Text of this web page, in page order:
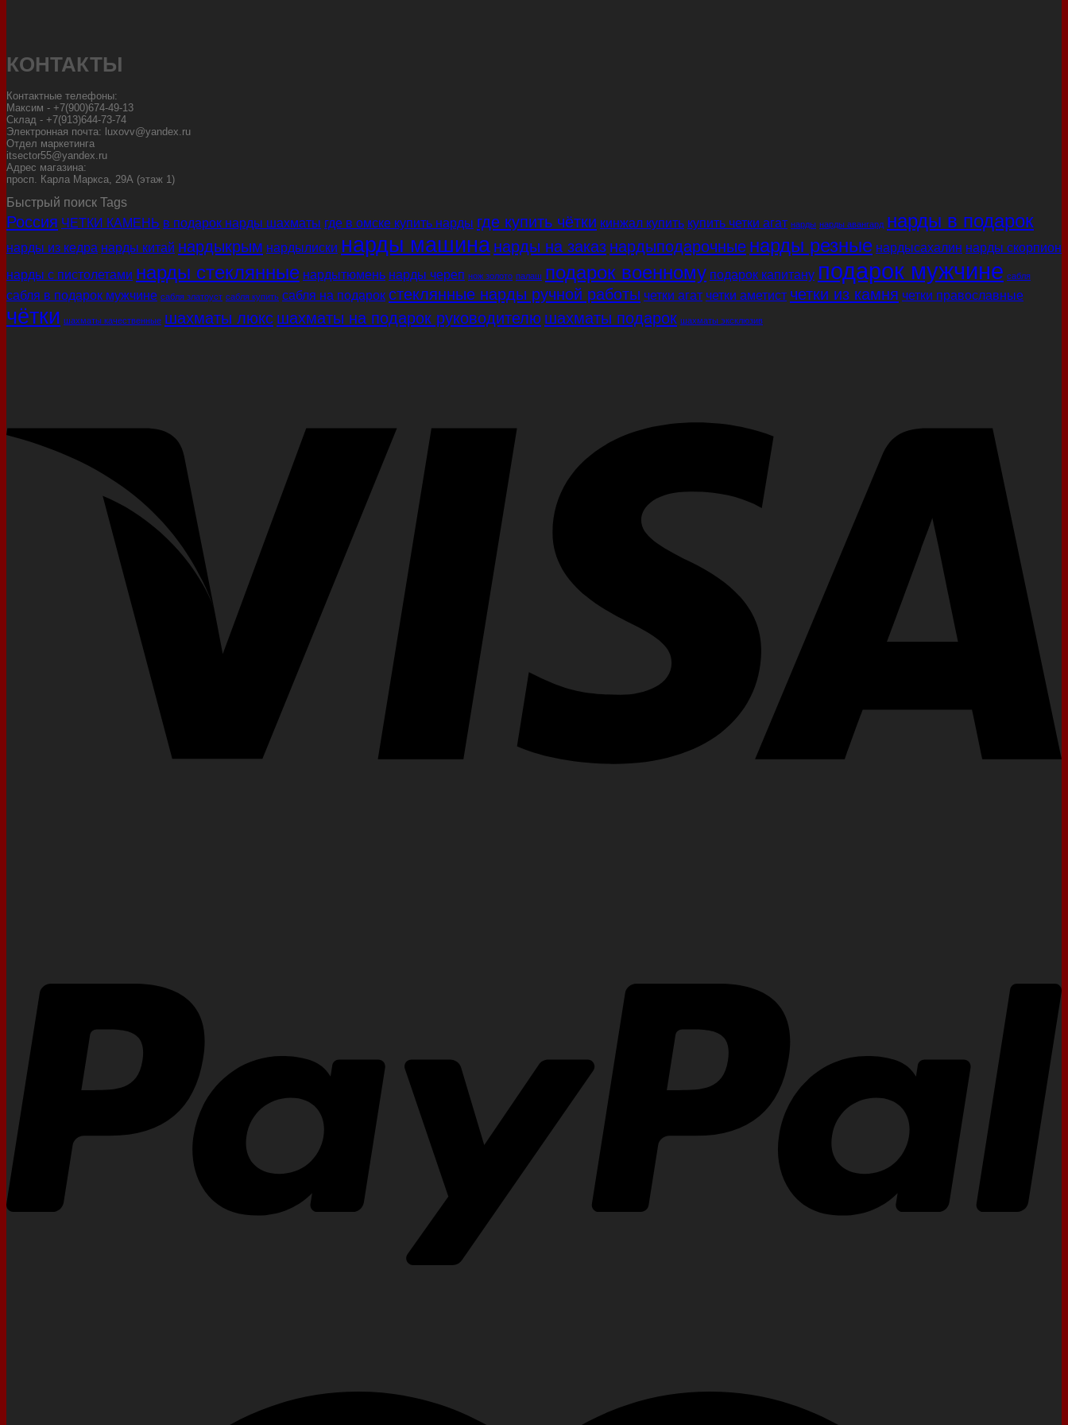
КОНТАКТЫ
Контактные телефоны:
Максим - +7(900)674-49-13
Склад - +7(913)644-73-74
Электронная почта: luxovv@yandex.ru
Отдел маркетинга
itsector55@yandex.ru
Адрес магазина:
просп. Карла Маркса, 29А (этаж 1)
Быстрый поиск Tags
Россия ЧЕТКИ КАМЕНЬ в подарок нарды шахматы где в омске купить нарды где купить чётки кинжал купить купить четки агат нарды нарды авангард нарды в подарок
нарды из кедра нарды китай нардыкрым нардылиски нарды машина нарды на заказ нардыподарочные нарды резные нардысахалин нарды скорпион
нарды с пистолетами нарды стеклянные нардытюмень нарды череп нож золото палаш подарок военному подарок капитану подарок мужчине сабля
сабля в подарок мужчине сабля златоуст сабля купить сабля на подарок стеклянные нарды ручной работы четки агат четки аметист четки из камня четки православные
чётки шахматы качественные шахматы люкс шахматы на подарок руководителю шахматы подарок шахматы эксклюзив